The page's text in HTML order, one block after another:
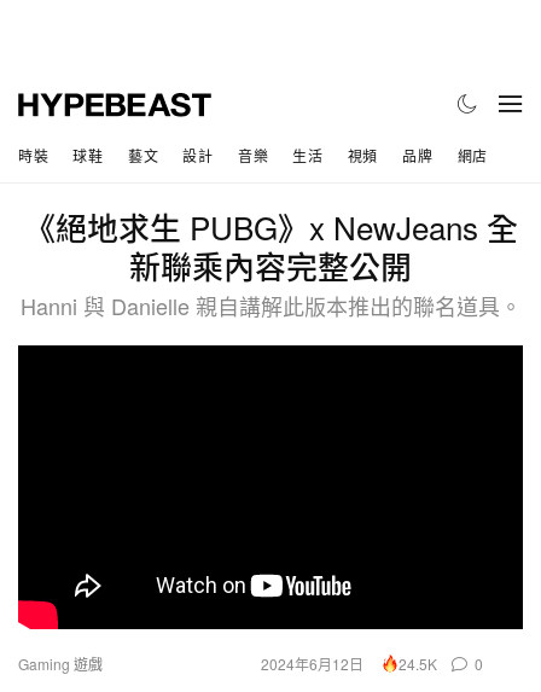
時裝 球鞋 藝文 設計 音樂 生活 視頻 品牌 網店
《絕地求生 PUBG》x NewJeans 全
新聯乘內容完整公開
Hanni 與 Danielle 親自講解此版本推出的聯名道具。
Gaming 遊戲 2024年6月12日 24.5K 0